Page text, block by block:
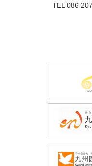
TEL.086-